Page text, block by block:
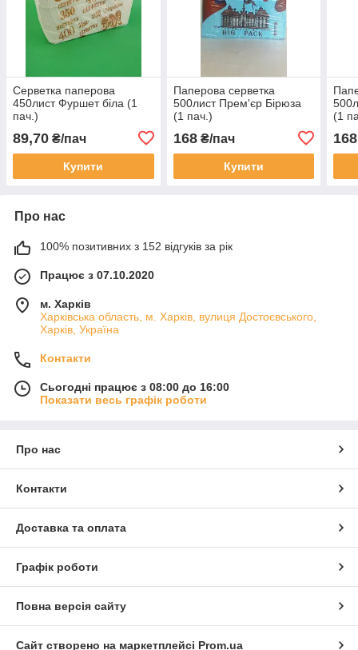
Серветка паперова
450лист Фуршет біла (1
пач.)
89,70 ₴/пач
Купити
Паперова серветка
500лист Прем'єр Бірюза
(1 пач.)
168₴/пач
Купити
(1
168
Про нас
100% позитивних з 152 відгуків за рік
Працює з 07.10.2020
м. Харків
Харківська область, м. Харків, вулиця Достоєвського,
Харків, Україна
Контакти
Сьогодні працює з 08:00 до 16:00
Показати весь графік роботи
Про нас
Контакти
Доставка та оплата
Графік роботи
Повна версія сайту
Сайт створено на маркетплейсі Prom.ua